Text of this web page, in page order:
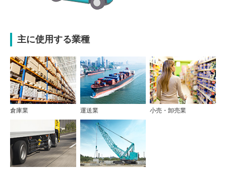
主に使用する業種
倉庫業 運送業 小売・卸売業